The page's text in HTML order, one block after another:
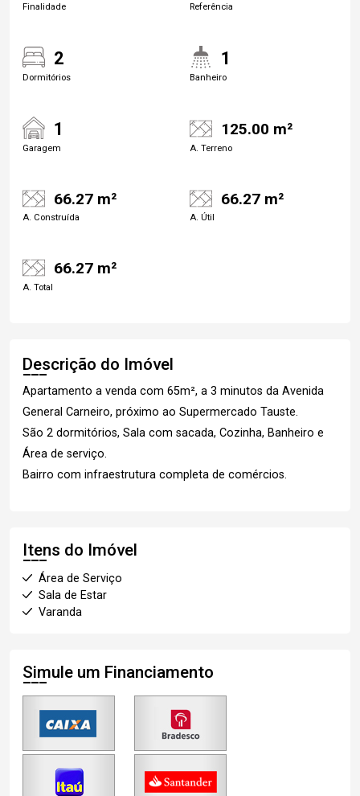
Finalidade Referência
2
Dormitórios
1
Banheiro
1
Garagem
125.00 m²
A. Terreno
66.27 m²
A. Construída
66.27 m²
A. Útil
66.27 m²
A. Total
Descrição do Imóvel
Apartamento a venda com 65m², a 3 minutos da Avenida
General Carneiro, próximo ao Supermercado Tauste.
São 2 dormitórios, Sala com sacada, Cozinha, Banheiro e
Área de serviço.
Bairro com infraestrutura completa de comércios.
Itens do Imóvel
Área de Serviço
Sala de Estar
Varanda
Simule um Financiamento